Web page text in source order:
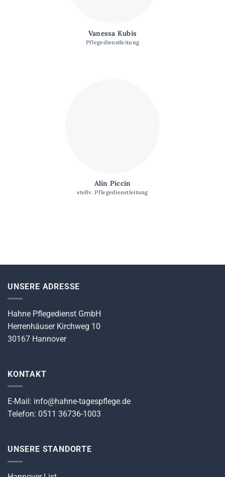
Vanessa Kubis
Pflegedienstleitung
Alin Piccin
stellv. Pflegedienstleitung
UNSERE ADRESSE
Hahne Pflegedienst GmbH
Herrenhäuser Kirchweg 10
30167 Hannover
KONTAKT
E-Mail: info@hahne-tagespflege.de
Telefon: 0511 36736-1003
UNSERE STANDORTE